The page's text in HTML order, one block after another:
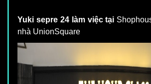
Nhân
Yuki sepre 24 làm việc tại
nhà UnionSquare